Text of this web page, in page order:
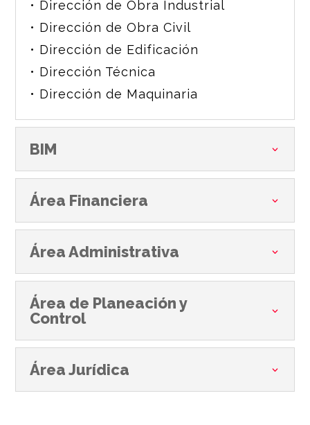
• Dirección de Obra Industrial
• Dirección de Obra Civil
• Dirección de Edificación
• Dirección Técnica
• Dirección de Maquinaria
BIM
Área Financiera
Área Administrativa
Área de Planeación y
Control
Área Jurídica